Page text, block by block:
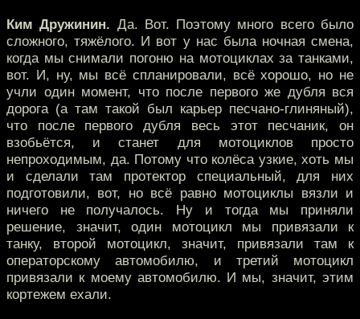
Ким Дружинин. Да. Вот. Поэтому много всего было
сложного, тяжёлого. И вот у нас была ночная смена,
когда мы снимали погоню на мотоциклах за танками,
вот. И, ну, мы всё спланировали, всё хорошо, но не
учли один момент, что после первого же дубля вся
дорога (а там такой был карьер песчано-глиняный),
что после первого дубля весь этот песчаник, он
взобьётся, и станет для мотоциклов просто
непроходимым, да. Потому что колёса узкие, хоть мы
и сделали там протектор специальный, для них
подготовили, вот, но всё равно мотоциклы вязли и
ничего не получалось. Ну и тогда мы приняли
решение, значит, один мотоцикл мы привязали к
танку, второй мотоцикл, значит, привязали там к
операторскому автомобилю, и третий мотоцикл
привязали к моему автомобилю. И мы, значит, этим
кортежем ехали.